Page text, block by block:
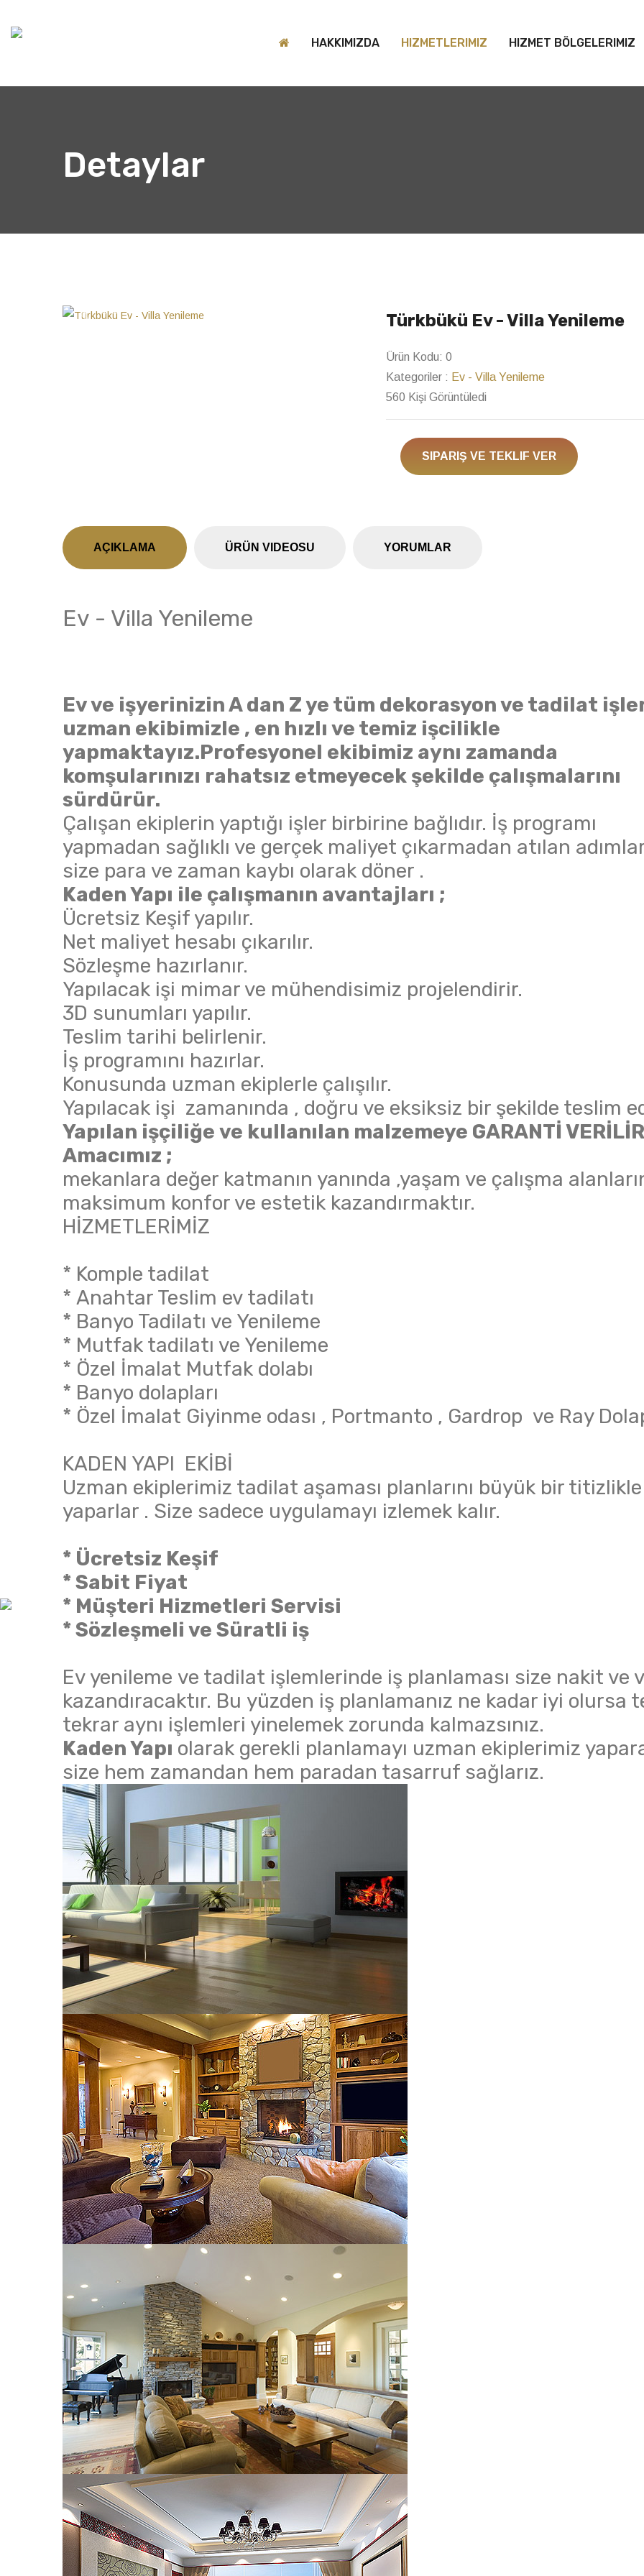
HAKKIMIZDA HIZMETLERIMIZ HIZMET BÖLGELERIMIZ
Detaylar
Türkbükü Ev - Villa Yenileme
Ürün Kodu: 0
Kategoriler : Ev - Villa Yenileme
560 Kişi Görüntüledi
SIPARIŞ VE TEKLIF VER
AÇIKLAMA ÜRÜN VIDEOSU YORUMLAR
Ev - Villa Yenileme
Ev ve işyerinizin A dan Z ye tüm dekorasyon ve tadilat
uzman ekibimizle , en hızlı ve temiz işcilikle
yapmaktayız.Profesyonel ekibimiz aynı zamanda
komşularınızı rahatsız etmeyecek şekilde çalışmalarını
sürdürür.
Çalışan ekiplerin yaptığı işler birbirine bağlıdır. İş programı
yapmadan sağlıklı ve gerçek maliyet çıkarmadan atılan
size para ve zaman kaybı olarak döner .
Kaden Yapı ile çalışmanın avantajları ;
Ücretsiz Keşif yapılır.
Net maliyet hesabı çıkarılır.
Sözleşme hazırlanır.
Yapılacak işi mimar ve mühendisimiz projelendirir.
3D sunumları yapılır.
Teslim tarihi belirlenir.
İş programını hazırlar.
Konusunda uzman ekiplerle çalışılır.
Yapılacak işi zamanında , doğru ve eksiksiz bir şekilde teslim
Yapılan işçiliğe ve kullanılan malzemeye GARANTİ
Amacımız ;
mekanlara değer katmanın yanında ,yaşam ve çalışma
maksimum konfor ve estetik kazandırmaktır.
HİZMETLERİMİZ
* Komple tadilat
* Anahtar Teslim ev tadilatı
* Banyo Tadilatı ve Yenileme
* Mutfak tadilatı ve Yenileme
* Özel İmalat Mutfak dolabı
* Banyo dolapları
* Özel İmalat Giyinme odası , Portmanto , Gardrop ve Ray
KADEN YAPI EKİBİ
Uzman ekiplerimiz tadilat aşaması planlarını büyük bir titizlikle
yaparlar . Size sadece uygulamayı izlemek kalır.
* Ücretsiz Keşif
* Sabit Fiyat
* Müşteri Hizmetleri Servisi
* Sözleşmeli ve Süratli iş
Ev yenileme ve tadilat işlemlerinde iş planlaması size nakit ve
kazandıracaktır. Bu yüzden iş planlamanız ne kadar iyi olursa
tekrar aynı işlemleri yinelemek zorunda kalmazsınız.
Kaden Yapı olarak gerekli planlamayı uzman ekiplerimiz
size hem zamandan hem paradan tasarruf sağlarız.